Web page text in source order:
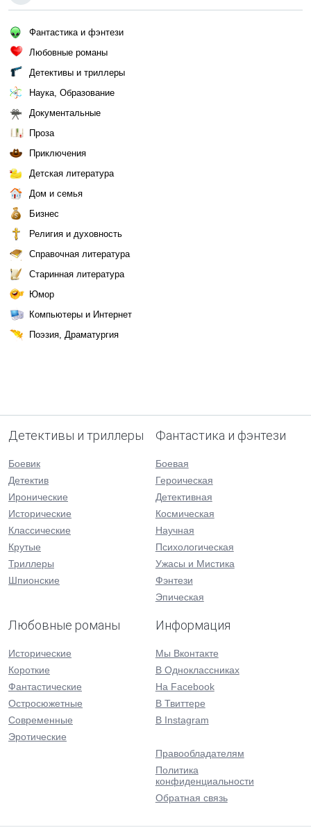
Фантастика и фэнтези
Любовные романы
Детективы и триллеры
Наука, Образование
Документальные
Проза
Приключения
Детская литература
Дом и семья
Бизнес
Религия и духовность
Справочная литература
Старинная литература
Юмор
Компьютеры и Интернет
Поэзия, Драматургия
Детективы и триллеры
Боевик
Детектив
Иронические
Исторические
Классические
Крутые
Триллеры
Шпионские
Фантастика и фэнтези
Боевая
Героическая
Детективная
Космическая
Научная
Психологическая
Ужасы и Мистика
Фэнтези
Эпическая
Любовные романы
Исторические
Короткие
Фантастические
Остросюжетные
Современные
Эротические
Информация
Мы Вконтакте
В Одноклассниках
На Facebook
В Твиттере
В Instagram
Правообладателям
Политика
конфиденциальности
Обратная связь